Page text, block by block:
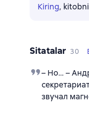
Kiring,
Sitatalar 30
– Но… –
звучал